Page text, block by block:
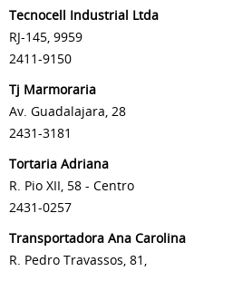
Tecnocell Industrial Ltda
RJ-145, 9959
2411-9150
Tj Marmoraria
Av. Guadalajara, 28
2431-3181
Tortaria Adriana
R. Pio XII, 58 - Centro
2431-0257
Transportadora Ana Carolina
R. Pedro Travassos, 81,